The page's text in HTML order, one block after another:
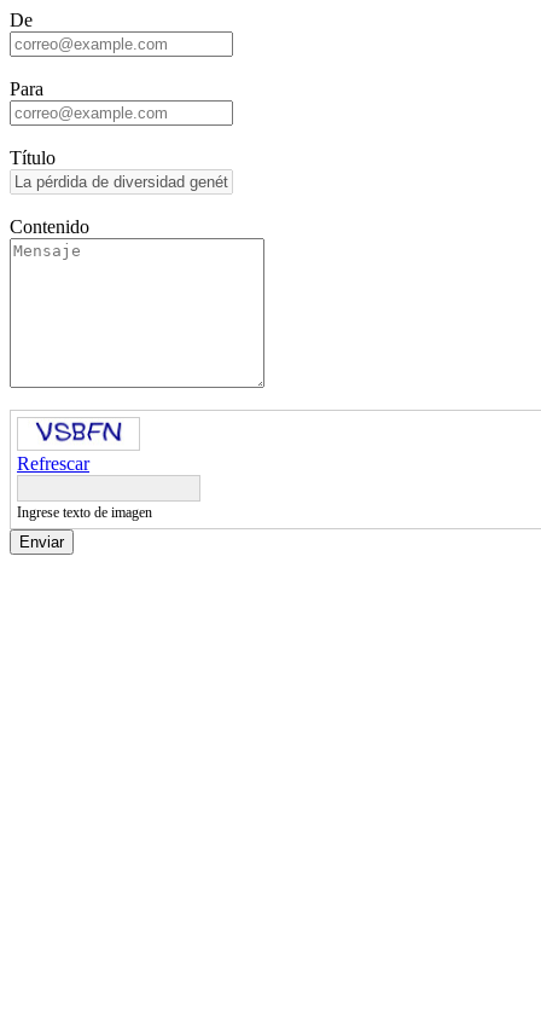
De
Para
Título
Contenido
Refrescar
Ingrese texto de imagen